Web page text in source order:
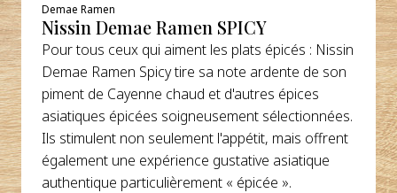
Demae Ramen
Nissin Demae Ramen SPICY
Pour tous ceux qui aiment les plats épicés : Nissin
Demae Ramen Spicy tire sa note ardente de son
piment de Cayenne chaud et d'autres épices
asiatiques épicées soigneusement sélectionnées.
Ils stimulent non seulement l'appétit, mais offrent
également une expérience gustative asiatique
authentique particulièrement « épicée ».